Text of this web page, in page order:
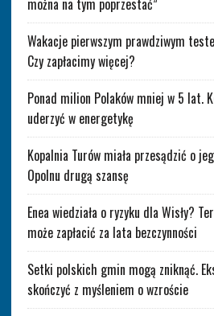
można na tym poprzestać”
Wakacje pierwszym prawdziwym
Czy zapłacimy więcej?
Ponad milion Polaków mniej w 5 lat.
uderzyć w energetykę
Kopalnia Turów miała przesądzić o
Opolnu drugą szansę
Enea wiedziała o ryzyku dla Wisły?
może zapłacić za lata bezczynności
Setki polskich gmin mogą zniknąć.
skończyć z myśleniem o wzroście